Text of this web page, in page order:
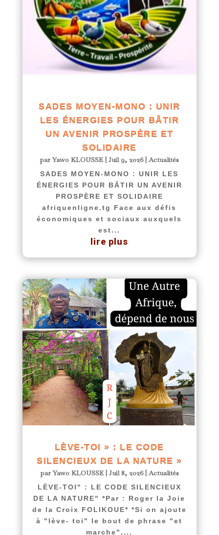
SADES MOYEN-MONO : UNIR
LES ÉNERGIES POUR BÂTIR
UN AVENIR PROSPÈRE ET
SOLIDAIRE
parYawo KLOUSSE |Juil 9, 2026| Actualités
SADES MOYEN-MONO : UNIR LES
ÉNERGIES POUR BÂTIR UN AVENIR
PROSPÈRE ET SOLIDAIRE
afriquenligne.tg Face aux défis
économiques et sociaux auxquels
est...
lire plus
LÈVE-TOI » : LE CODE
SILENCIEUX DE LA NATURE »
parYawo KLOUSSE| Juil 8, 2026|Actualités
LÈVE-TOI" : LE CODE SILENCIEUX
DE LA NATURE" *Par : Roger la Joie
de la Croix FOLIKOUE* *Si on ajoute
à "lève- toi" le bout de phrase "et
marche",...